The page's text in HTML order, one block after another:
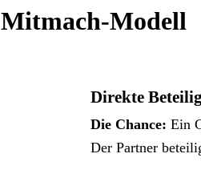
Mitmach-Modell
Direkte
Die Chance: Ein
Der Partner